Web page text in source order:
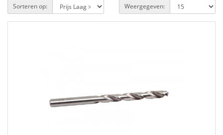
Sorteren op: Weergegeven: